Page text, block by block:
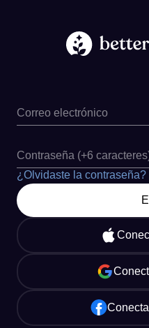
Correo electrónico
Contraseña (+6
¿Olvidaste la contraseña?